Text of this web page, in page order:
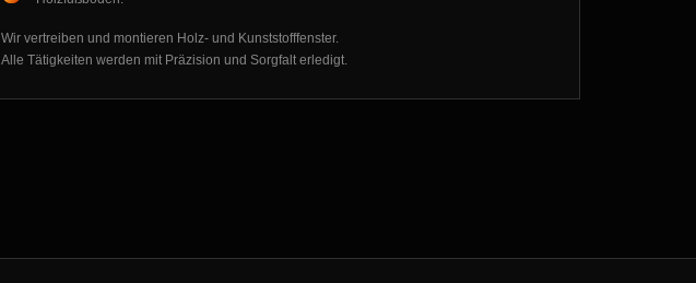
Wir vertreiben und montieren Holz- und Kunststofffenster.
Alle Tätigkeiten werden mit Präzision und Sorgfalt erledigt.